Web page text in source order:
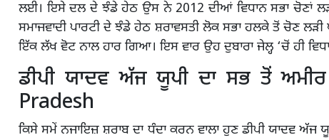
ਲਈ। ਇਸੇ ਦਲ ਦੇ ਝੰਡੇ ਹੇਠ ਉਸ ਨੇ 2012 ਦੀਆਂ ਵਿਧਾਨ ਸਭਾ ਚੋਣਾਂ
ਸਮਾਜਵਾਦੀ ਪਾਰਟੀ ਦੇ ਝੰਡੇ ਹੇਠ ਸ਼ਰਾਵਸਤੀ ਲੋਕ ਸਭਾ ਹਲਕੇ ਤੋਂ ਚੋਣ
ਇੱਕ ਲੱਖ ਵੋਟ ਨਾਲ ਹਾਰ ਗਿਆ। ਇਸ ਵਾਰ ਉਹ ਦੁਬਾਰਾ ਜੇਲ੍ਹ ‘ਚੋਂ ਹੀ
ਡੀਪੀ ਯਾਦਵ ਅੱਜ ਯੂਪੀ ਦਾ ਸਭ ਤੋਂ
Pradesh
ਕਿਸੇ ਸਮੇਂ ਨਜਾਇਜ਼ ਸ਼ਰਾਬ ਦਾ ਧੰਦਾ ਕਰਨ ਵਾਲਾ ਹੁਣ ਡੀਪੀ ਯਾਦਵ ਅੱਜ